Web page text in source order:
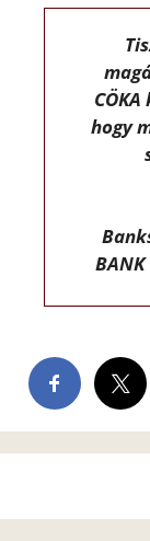
hogy
BANK